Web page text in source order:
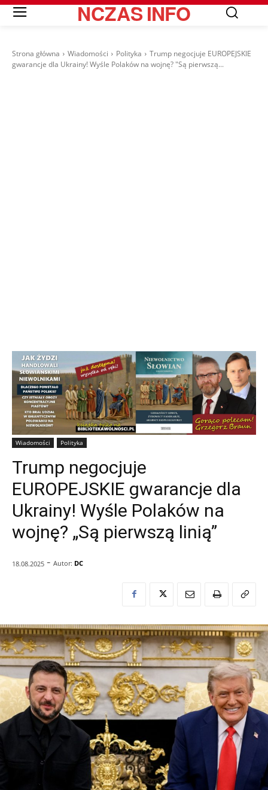
NCZASINFO
Strona główna Wiadomości Polityka
Trump negocjuje EUROPEJSKIE
gwarancje dla Ukrainy! Wyśle Polaków na wojnę? "Są pierwszą...
Wiadomości Polityka
Trump negocjuje
EUROPEJSKIE gwarancje dla
Ukrainy! Wyśle Polaków na
wojnę? „Są pierwszą linią”
18.08.2025 - Autor: DC